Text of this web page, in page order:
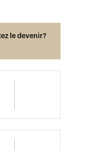
le devenir?